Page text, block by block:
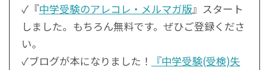
✓『中学受験のアレコレ・メルマガ版』スタート
しました。もちろん無料です。ぜひご登録くださ
い。
✓ブログが本になりました！
『中学受験(受検)失